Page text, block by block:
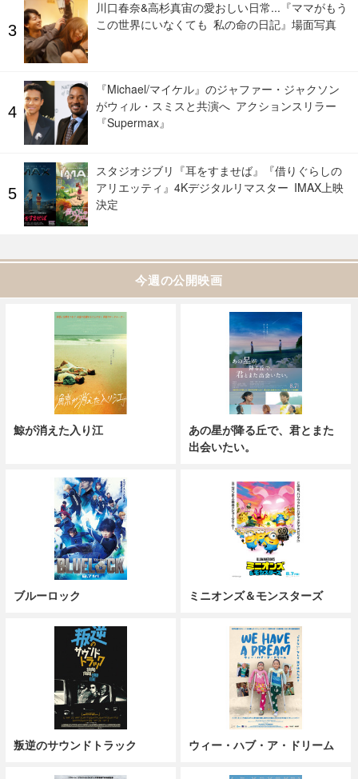
川口春奈&高杉真宙の愛おしい日常...『ママがもう
この世界にいなくても 私の命の日記』場面写真
『Michael/マイケル』のジャファー・ジャクソン
がウィル・スミスと共演へ アクションスリラー
『Supermax』
スタジオジブリ『耳をすませば』『借りぐらしの
アリエッティ』4Kデジタルリマスター IMAX上映
決定
今週の公開映画
鯨が消えた入り江
あの星が降る丘で、君とまた
出会いたい。
ブルーロック ミニオンズ＆モンスターズ
叛逆のサウンドトラック ウィー・ハブ・ア・ドリーム